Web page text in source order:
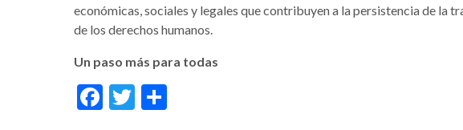
económicas, sociales y legales que contribuyen a la persistencia de la
de los derechos humanos.
Un paso más para todas
Facebook
Twitter
Share